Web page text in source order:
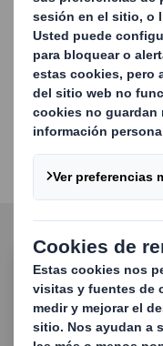
Descubre
de DS
a las
mercado